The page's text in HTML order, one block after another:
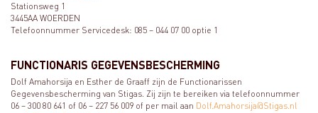
Stationsweg 1
3445AA WOERDEN
Telefoonnummer Servicedesk: 085 – 044 07 00 optie 1
FUNCTIONARIS GEGEVENSBESCHERMING
Dolf Amahorsija en Esther de Graaff zijn de Functionarissen
Gegevensbescherming van Stigas. Zij zijn te bereiken via telefoonnummer
06 – 300 80 641 of 06 – 227 56 009 of per mail aan Dolf.Amahorsija@Stigas.nl